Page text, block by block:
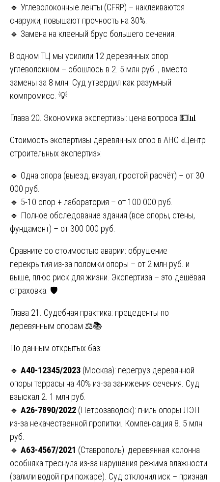
🔹 Углеволоконные ленты (CFRP) – наклеиваются
снаружи, повышают прочность на 30%.
🔹 Замена на клееный брус большего сечения.
В одном ТЦ мы усилили 12 деревянных опор
углеволокном – обошлось в 2. 5 млн руб. , вместо
замены за 8 млн. Суд утвердил как разумный
компромисс. 💡
Глава 20. Экономика экспертизы: цена вопроса 💵📊
Стоимость экспертизы деревянных опор в АНО «Центр
строительных экспертиз»:
🔹 Одна опора (выезд, визуал, простой расчёт) – от 30
000 руб.
🔹 5-10 опор + лаборатория – от 100 000 руб.
🔹 Полное обследование здания (все опоры, стены,
фундамент) – от 300 000 руб.
Сравните со стоимостью аварии: обрушение
перекрытия из-за поломки опоры – от 2 млн руб. и
выше, плюс риск для жизни. Экспертиза – это дешёвая
страховка. 🛡️
Глава 21. Судебная практика: прецеденты по
деревянным опорам ⚖️📚
По данным открытых баз:
🔹 А40-12345/2023 (Москва): перегруз деревянной
опоры террасы на 40% из-за занижения сечения. Суд
взыскал 2. 1 млн руб.
🔹 А26-7890/2022 (Петрозаводск): гниль опоры ЛЭП
из-за некачественной пропитки. Компенсация 8. 5 млн
руб.
🔹 А63-4567/2021 (Ставрополь): деревянная колонна
особняка треснула из-за нарушения режима влажности
(залили водой при пожаре). Суд отклонил иск – признал